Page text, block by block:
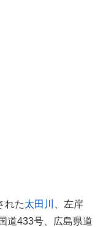
れた太田川
、左岸
道433号、広島県道